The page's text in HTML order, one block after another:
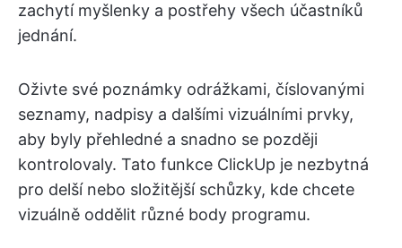
zachytí myšlenky a postřehy všech účastníků
jednání.
Oživte své poznámky odrážkami, číslovanými
seznamy, nadpisy a dalšími vizuálními prvky,
aby byly přehledné a snadno se později
kontrolovaly. Tato funkce ClickUp je nezbytná
pro delší nebo složitější schůzky, kde chcete
vizuálně oddělit různé body programu.